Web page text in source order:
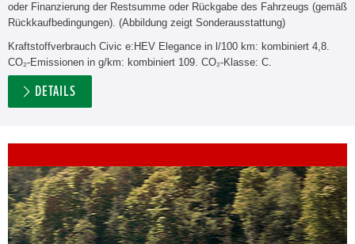
oder Finanzierung der Restsumme oder Rückgabe des Fahrzeugs (gemäß
Rückkaufbedingungen). (Abbildung zeigt Sonderausstattung)
Kraftstoffverbrauch Civic e:HEV Elegance in l/100 km: kombiniert 4,8.
CO₂-Emissionen in g/km: kombiniert 109. CO₂-Klasse: C.
DETAILS